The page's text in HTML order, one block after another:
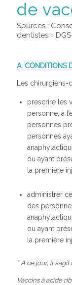
de
Sources :
dentistes +
A. CONDITIONS
Les chirurgiens-
prescrire les
personne, à
personnes
personnes
ou ayant
la première
administrer
des
ou ayant
la première
*A ce jour, il s’agit
Vaccins à acide